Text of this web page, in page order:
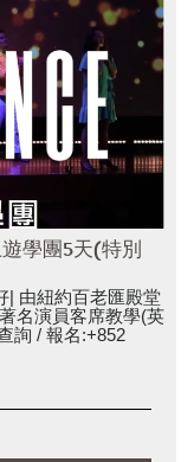
學團5天(特別
| 由紐約百老匯殿堂
名演員客席教學(英
詢 / 報名:+852